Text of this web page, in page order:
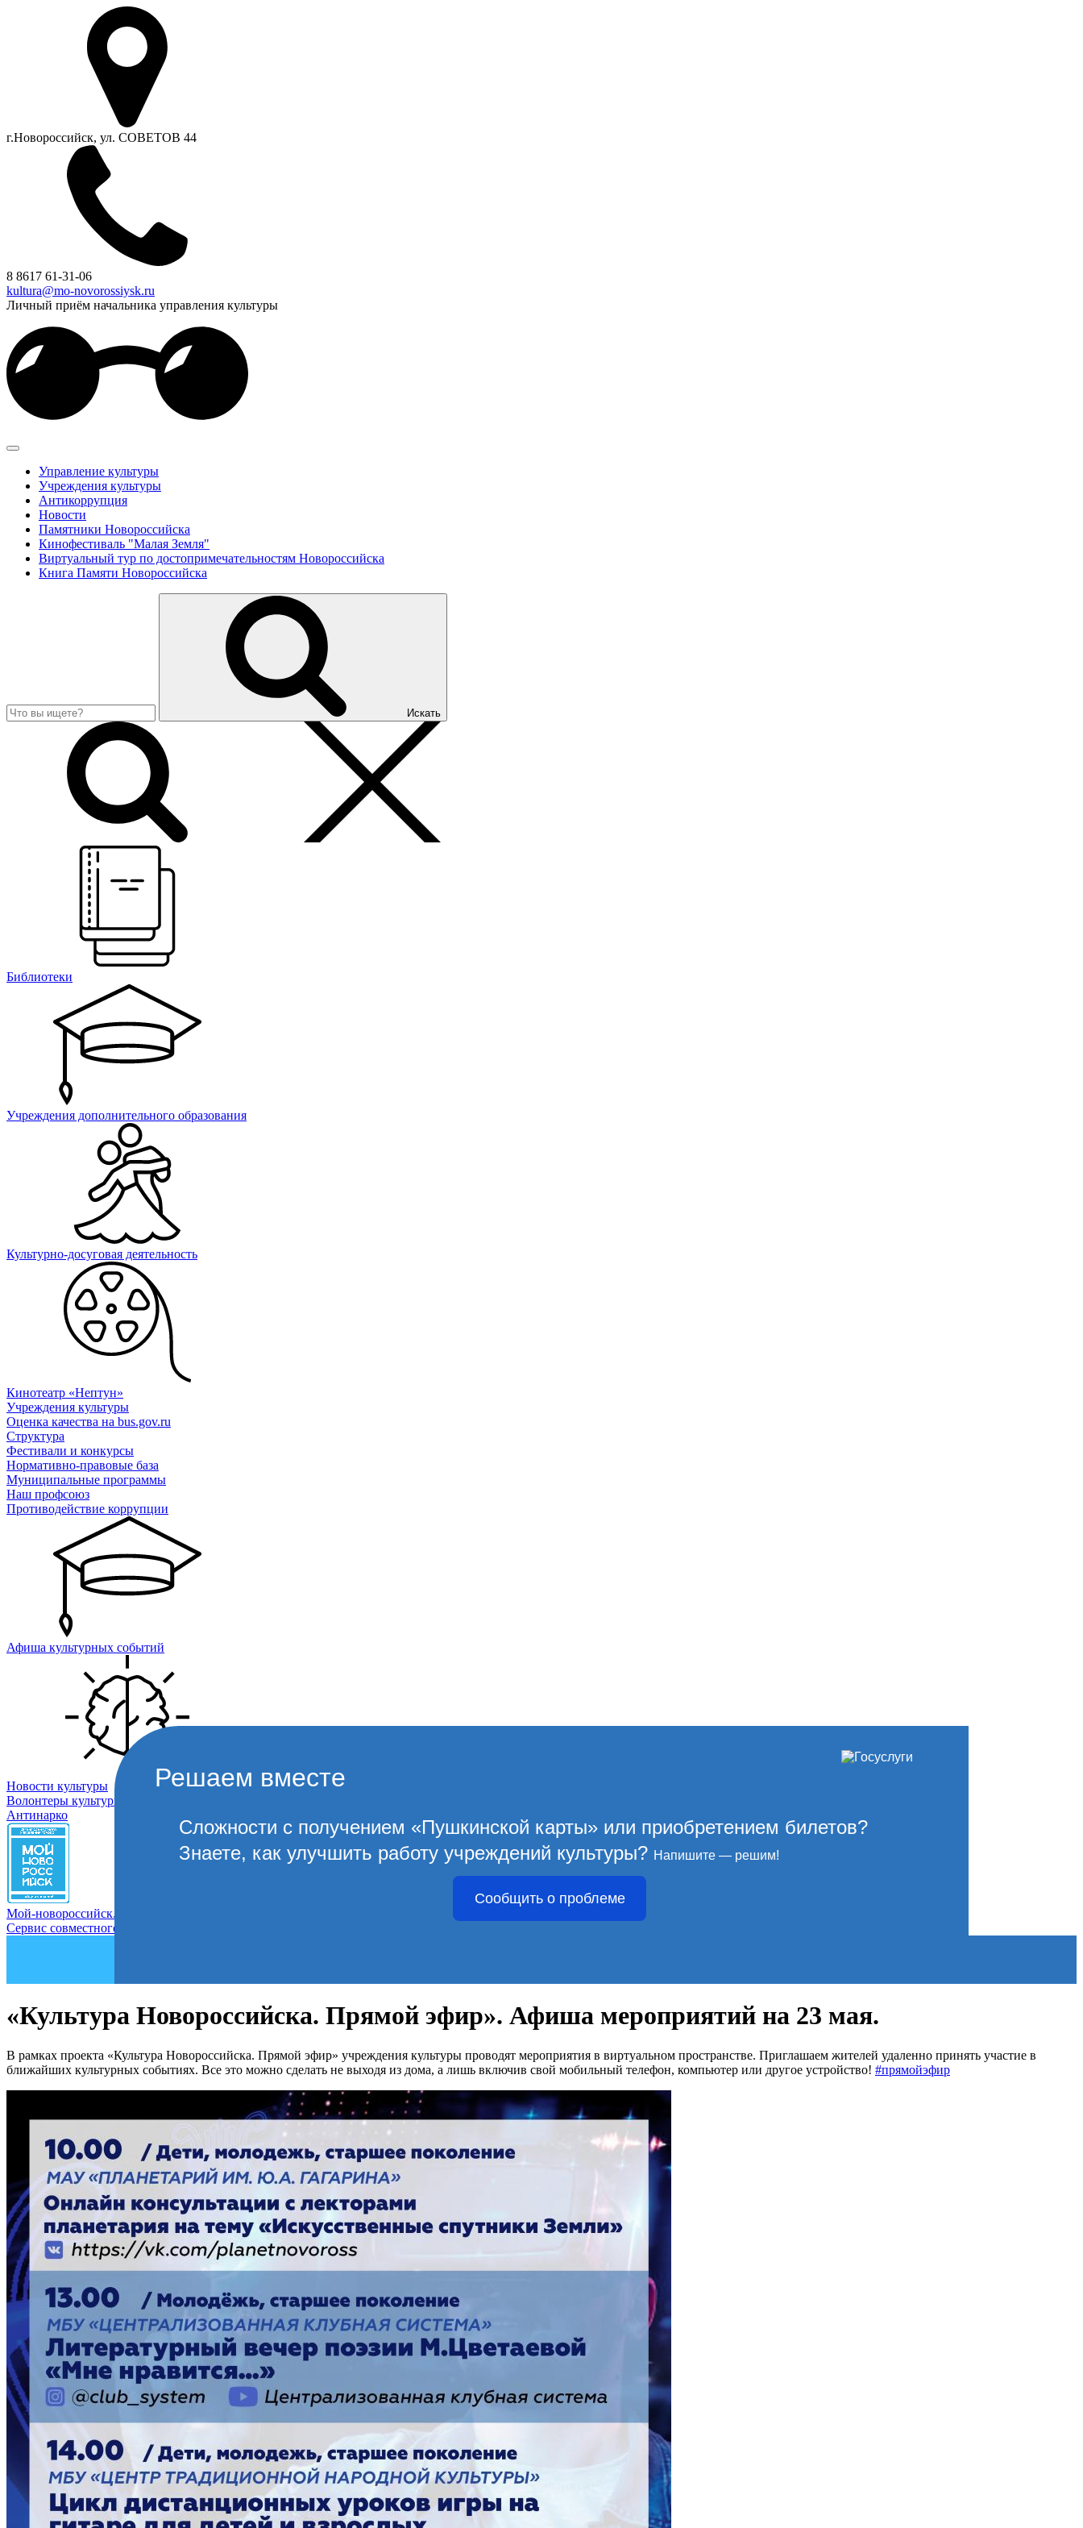
г.Новороссийск, ул. СОВЕТОВ 44
8 8617 61-31-06
kultura@mo-novorossiysk.ru
Личный приём начальника управления культуры
Управление культуры
Учреждения культуры
Антикоррупция
Новости
Памятники Новороссийска
Кинофестиваль "Малая Земля"
Виртуальный тур по достопримечательностям Новороссийска
Книга Памяти Новороссийска
Искать
Библиотеки
Учреждения дополнительного образования
Культурно-досуговая деятельность
Кинотеатр «Нептун»
Учреждения культуры
Оценка качества на bus.gov.ru
Структура
Фестивали и конкурсы
Нормативно-правовые база
Муниципальные программы
Наш профсоюз
Противодействие коррупции
Афиша культурных событий
Новости культуры
Волонтеры культуры
Антинарко
Мой-новороссийск.рф
Сервис совместного управления городом
Решаем вместе
Сложности с получением «Пушкинской карты» или приобретением билетов?
Знаете, как улучшить работу учреждений культуры? Напишите — решим!
Сообщить о проблеме
«Культура Новороссийска. Прямой эфир». Афиша мероприятий на 23 мая.
В рамках проекта «Культура Новороссийска. Прямой эфир» учреждения культуры проводят мероприятия в виртуальном пространстве. Приглашаем жителей удаленно принять участие в
ближайших культурных событиях. Все это можно сделать не выходя из дома, а лишь включив свой мобильный телефон, компьютер или другое устройство! #прямойэфир